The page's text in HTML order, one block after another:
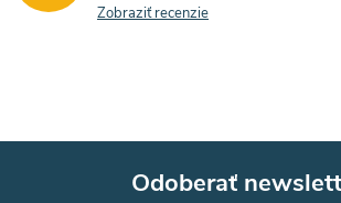
Zobraziť recenzie
Odoberať